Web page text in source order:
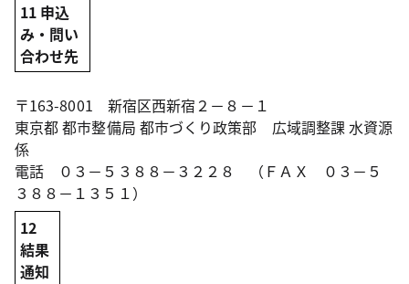
11 申込
み・問い
合わせ先
〒163-8001 新宿区西新宿２－８－１
東京都 都市整備局 都市づくり政策部 広域調整課 水資源
係
電話 ０３－５３８８－３２２８ （ＦＡＸ ０３－５
３８８－１３５１）
12
結果
通知